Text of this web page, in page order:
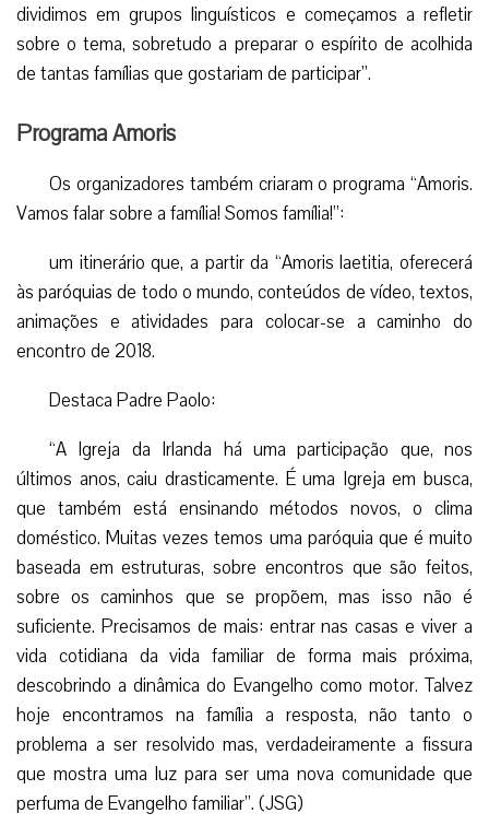
dividimos em grupos linguísticos e começamos a refletir
sobre o tema, sobretudo a preparar o espírito de acolhida
de tantas famílias que gostariam de participar”.
Programa Amoris
Os organizadores também criaram o programa “Amoris.
Vamos falar sobre a família! Somos família!”:
um itinerário que, a partir da “Amoris laetitia, oferecerá
às paróquias de todo o mundo, conteúdos de vídeo, textos,
animações e atividades para colocar-se a caminho do
encontro de 2018.
Destaca Padre Paolo:
“A Igreja da Irlanda há uma participação que, nos
últimos anos, caiu drasticamente. É uma Igreja em busca,
que também está ensinando métodos novos, o clima
doméstico. Muitas vezes temos uma paróquia que é muito
baseada em estruturas, sobre encontros que são feitos,
sobre os caminhos que se propõem, mas isso não é
suficiente. Precisamos de mais: entrar nas casas e viver a
vida cotidiana da vida familiar de forma mais próxima,
descobrindo a dinâmica do Evangelho como motor. Talvez
hoje encontramos na família a resposta, não tanto o
problema a ser resolvido mas, verdadeiramente a fissura
que mostra uma luz para ser uma nova comunidade que
perfuma de Evangelho familiar”. (JSG)